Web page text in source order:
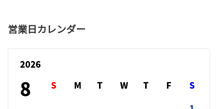
営業日カレンダー